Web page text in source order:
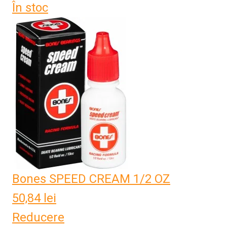
În stoc
Bones SPEED CREAM 1/2 OZ
50,84 lei
Reducere